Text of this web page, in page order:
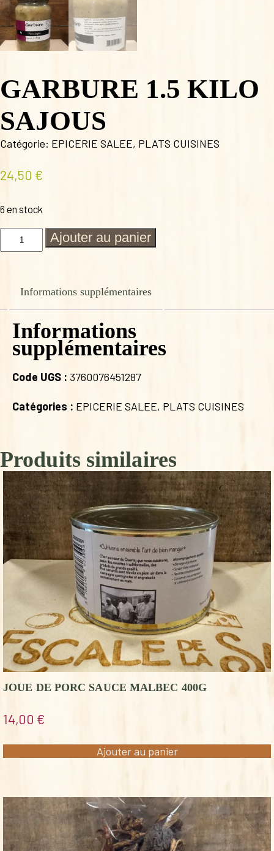
GARBURE 1.5 KILO
SAJOUS
Catégorie: EPICERIE SALEE, PLATS CUISINES
24,50 €
6 en stock
quantité
SAJOUS
Ajouter au panier
Informations supplémentaires
Informations
supplémentaires
Code UGS : 3760076451287
Catégories : EPICERIE SALEE, PLATS CUISINES
Produits similaires
JOUE DE PORC SAUCE MALBEC 400G
14,00 €
Ajouter au panier